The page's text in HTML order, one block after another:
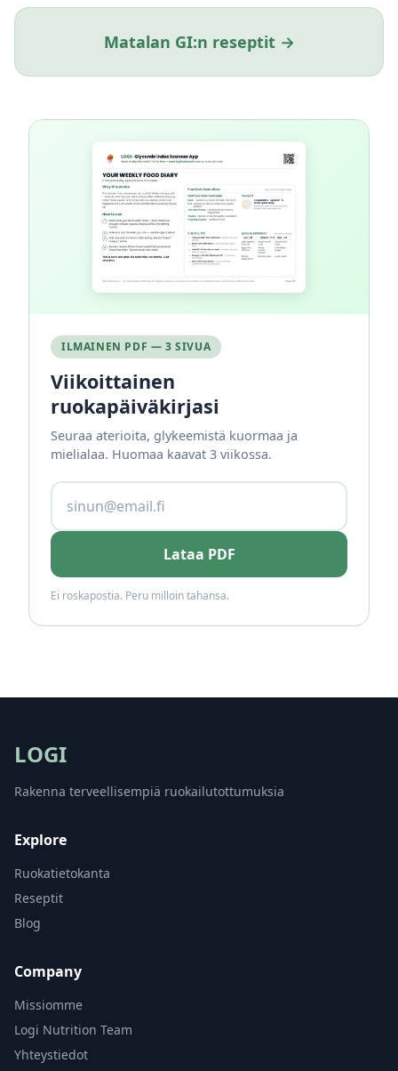
Matalan GI:n reseptit →
ILMAINEN PDF — 3 SIVUA
Viikoittainen
ruokapäiväkirjasi
Seuraa aterioita, glykeemistä kuormaa ja
mielialaa. Huomaa kaavat 3 viikossa.
Lataa PDF
Ei roskapostia. Peru milloin tahansa.
LOGI
Rakenna terveellisempiä ruokailutottumuksia
Explore
Ruokatietokanta
Reseptit
Blog
Company
Missiomme
Logi Nutrition Team
Yhteystiedot